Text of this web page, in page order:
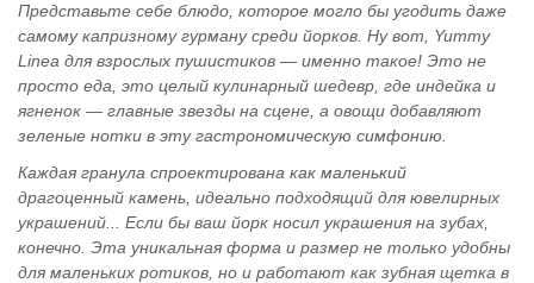
Представьте себе блюдо, которое могло бы угодить даже
самому капризному гурману среди йорков. Ну вот, Yummy
Linea для взрослых пушистиков — именно такое! Это не
просто еда, это целый кулинарный шедевр, где индейка и
ягненок — главные звезды на сцене, а овощи добавляют
зеленые нотки в эту гастрономическую симфонию.
Каждая гранула спроектирована как маленький
драгоценный камень, идеально подходящий для ювелирных
украшений... Если бы ваш йорк носил украшения на зубах,
конечно. Эта уникальная форма и размер не только удобны
для маленьких ротиков, но и работают как зубная щетка в